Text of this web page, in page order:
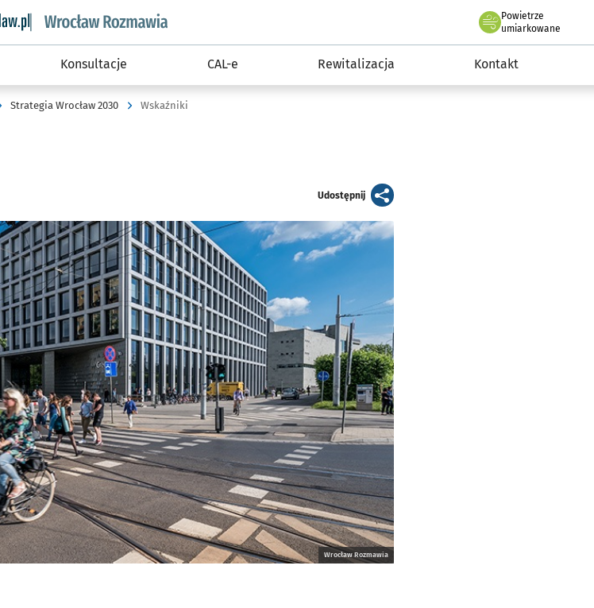
wroclaw.pl podserwis: Rozmawia
Powietrze
we Wrocławiu
umiarkowane
Konsultacje CAL-e Rewitalizacja Kontakt
Strategia Wrocław 2030 Wskaźniki
Udostępnijartykuł
Wrocław Rozmawia